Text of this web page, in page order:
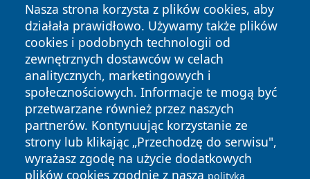
Nasza strona korzysta z plików cookies, aby
działała prawidłowo. Używamy także plików
cookies i podobnych technologii od
zewnętrznych dostawców w celach
analitycznych, marketingowych i
społecznościowych. Informacje te mogą być
przetwarzane również przez naszych
partnerów. Kontynuując korzystanie ze
strony lub klikając „Przechodzę do serwisu",
wyrażasz zgodę na użycie dodatkowych
plików cookies zgodnie z naszą polityką
Copyright © 2026 pulsbydgoszczy.pl Wszystkie prawa
zastrzeżone.
News Autorzy
Polityka
Prywatności
Polityka
Cookies